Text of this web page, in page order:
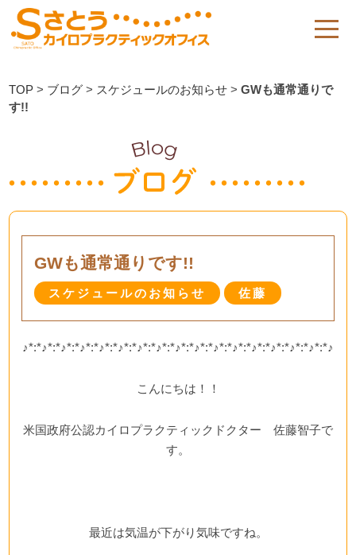
TOP > ブログ > スケジュールのお知らせ >GWも通常通りで
す!!
GWも通常通りです!!
スケジュールのお知らせ 佐藤
♪*:*♪*:*♪*:*♪*:*♪*:*♪*:*♪*:*♪*:*♪*:*♪*:*♪*:*♪*:*♪*:*♪*:*♪*:*♪*:*♪
こんにちは！！
米国政府公認カイロプラクティックドクター 佐藤智子で
す。
最近は気温が下がり気味ですね。